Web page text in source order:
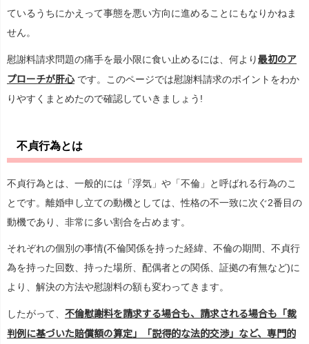
ているうちにかえって事態を悪い方向に進めることにもなりかねま
せん。
慰謝料請求問題の痛手を最小限に食い止めるには、何より最初のア
プローチが肝心です。このページでは慰謝料請求のポイントをわか
りやすくまとめたので確認していきましょう!
不貞行為とは
不貞行為とは、一般的には「浮気」や「不倫」と呼ばれる行為のこ
とです。離婚申し立ての動機としては、性格の不一致に次ぐ2番目の
動機であり、非常に多い割合を占めます。
それぞれの個別の事情(不倫関係を持った経緯、不倫の期間、不貞行
為を持った回数、持った場所、配偶者との関係、証拠の有無など)に
より、解決の方法や慰謝料の額も変わってきます。
したがって、 不倫慰謝料を請求する場合も、請求される場合も「裁
判例に基づいた賠償額の算定」「説得的な法的交渉」など、専門的